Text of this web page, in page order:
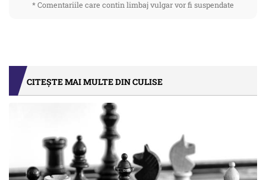
* Comentariile care contin limbaj vulgar vor fi suspendate
CITEȘTE MAI MULTE DIN CULISE